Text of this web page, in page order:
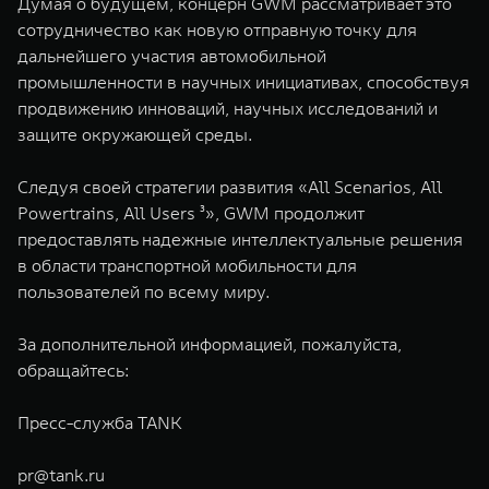
сотрудничество как новую отправную точку для
дальнейшего участия автомобильной
промышленности в научных инициативах, способствуя
продвижению инноваций, научных исследований и
защите окружающей среды.
Следуя своей стратегии развития «All Scenarios, All
Powertrains, All Users ³», GWM продолжит
предоставлять надежные интеллектуальные решения
в области транспортной мобильности для
пользователей по всему миру.
За дополнительной информацией, пожалуйста,
обращайтесь:
Пресс-служба TANK
pr@tank.ru